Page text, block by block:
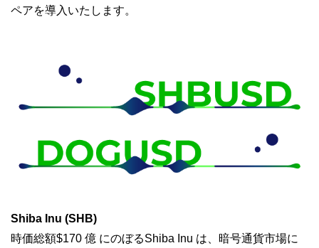
ペアを導入いたします。
Shiba Inu (SHB)
時価総額$170 億 にのぼるShiba Inu は、暗号通貨市場に